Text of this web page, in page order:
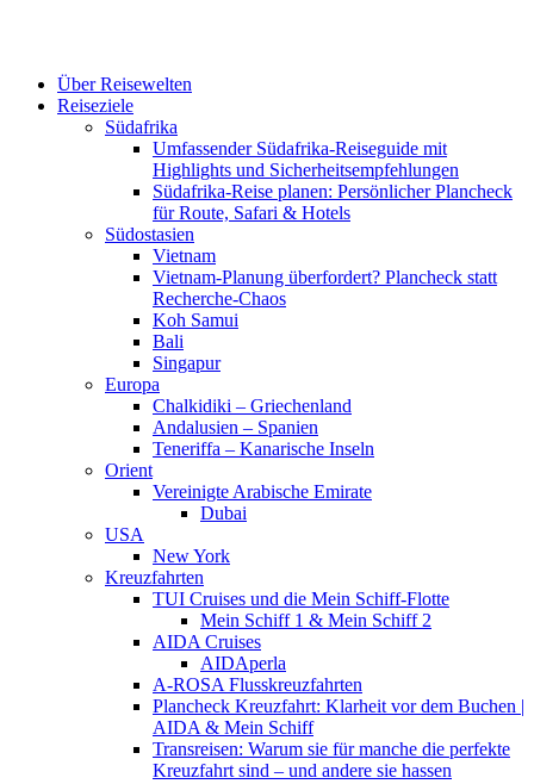
Über Reisewelten
Reiseziele
Südafrika
Umfassender Südafrika-Reiseguide mit
Highlights und Sicherheitsempfehlungen
Südafrika-Reise planen: Persönlicher Plancheck
für Route, Safari & Hotels
Südostasien
Vietnam
Vietnam-Planung überfordert? Plancheck statt
Recherche-Chaos
Koh Samui
Bali
Singapur
Europa
Chalkidiki – Griechenland
Andalusien – Spanien
Teneriffa – Kanarische Inseln
Orient
Vereinigte Arabische Emirate
Dubai
USA
New York
Kreuzfahrten
TUI Cruises und die Mein Schiff-Flotte
Mein Schiff 1 & Mein Schiff 2
AIDA Cruises
AIDAperla
A-ROSA Flusskreuzfahrten
Plancheck Kreuzfahrt: Klarheit vor dem Buchen |
AIDA & Mein Schiff
Transreisen: Warum sie für manche die perfekte
Kreuzfahrt sind – und andere sie hassen